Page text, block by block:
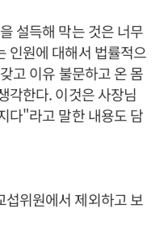
설득해 막는 것은 너무
인원에 대해서 법률적으
고 이유 불문하고 온 몸
각한다. 이것은 사장님
다"라고 말한 내용도 담
위원에서 제외하고 보